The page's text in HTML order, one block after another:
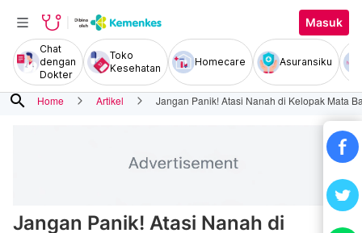
Masuk
Chat
dengan
Dokter
Toko
Kesehatan
Homecare Asuransiku
search Home Artikel Jangan Panik! Atasi Nanah di Kelopak Mata
Jangan Panik! Atasi Nanah di